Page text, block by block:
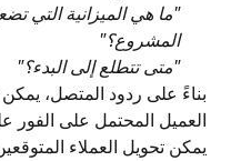
"ما هي الميزانية التي
المشروع؟"
"متى تتطلع إلى البدء؟"
بناءً على ردود المتصل،
العميل المحتمل على الفور
يمكن تحويل العملاء